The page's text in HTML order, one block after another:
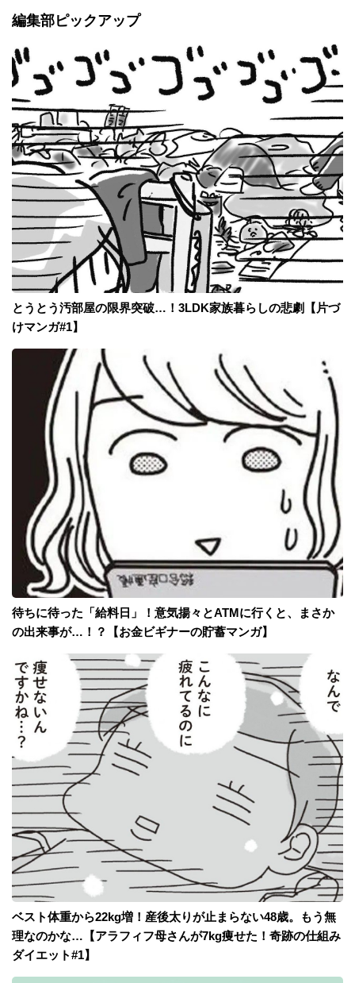
編集部ピックアップ
とうとう汚部屋の限界突破…！3LDK家族暮らしの悲劇【片づ
けマンガ#1】
待ちに待った「給料日」！意気揚々とATMに行くと、まさか
の出来事が…！？【お金ビギナーの貯蓄マンガ】
ベスト体重から22kg増！産後太りが止まらない48歳。もう無
理なのかな…【アラフィフ母さんが7kg痩せた！奇跡の仕組み
ダイエット#1】